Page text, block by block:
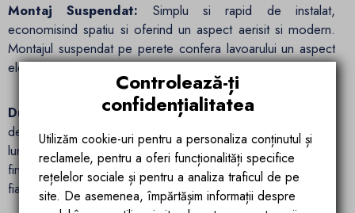
Montaj Suspendat: Simplu si rapid de instalat,
economisind spatiu si oferind un aspect aerisit si modern.
Montajul suspendat pe perete confera lavoarului un aspect
elegant si curat, facilitand curatenia si intretinerea.
Durabilitate si Fiabilitate:Fabricat din ceramica sanitara
de cea mai inalta calitate, garantand o rezistenta pe termen
lung si o functionalitate impecabila. Constructia solida si
finisajul lucios fac din lavoarul Torino un produs durabil si
fiabil, perfect pentru utilizare indelungata fara griji
Controlează-ți
confidențialitatea
Utilizăm cookie-uri pentru a personaliza conținutul și
reclamele, pentru a oferi funcționalități specifice
rețelelor sociale și pentru a analiza traficul de pe
site. De asemenea, împărtășim informații despre